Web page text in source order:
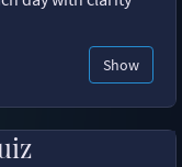
Show